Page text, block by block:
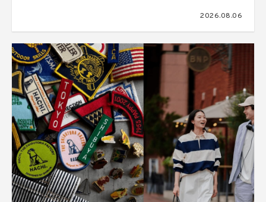
2026.08.06